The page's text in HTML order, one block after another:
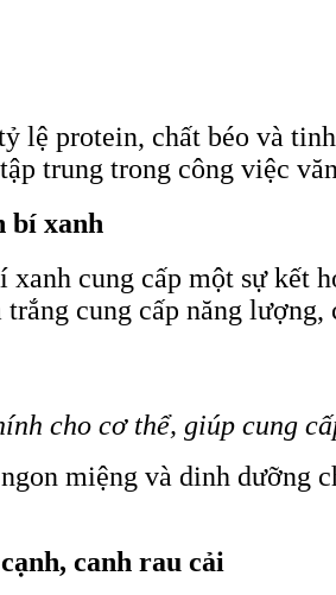
lệ protein, chất béo và
trung trong công việc
bí xanh
cung cấp một sự
cung cấp năng
cho cơ thể, giúp cung
miệng và dinh dưỡng
canh rau cải